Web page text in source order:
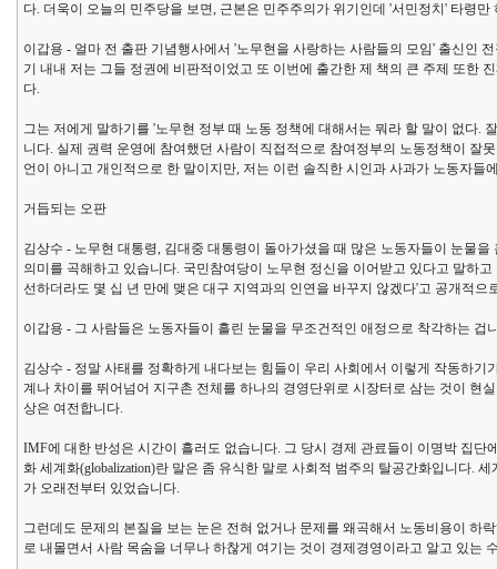
다. 더욱이 오늘의 민주당을 보면, 근본은 민주주의가 위기인데 '서민정치' 타령만
이갑용 - 얼마 전 출판 기념행사에서 '노무현을 사랑하는 사람들의 모임' 출신인
기 내내 저는 그들 정권에 비판적이었고 또 이번에 출간한 제 책의 큰 주제 또한
다.
그는 저에게 말하기를 '노무현 정부 때 노동 정책에 대해서는 뭐라 할 말이 없다.
니다. 실제 권력 운영에 참여했던 사람이 직접적으로 참여정부의 노동정책이 잘
언이 아니고 개인적으로 한 말이지만, 저는 이런 솔직한 시인과 사과가 노동자
거듭되는 오판
김상수 - 노무현 대통령, 김대중 대통령이 돌아가셨을 때 많은 노동자들이 눈물
의미를 곡해하고 있습니다. 국민참여당이 노무현 정신을 이어받고 있다고 말하
선하더라도 몇 십 년 만에 맺은 대구 지역과의 인연을 바꾸지 않겠다'고 공개적
이갑용 - 그 사람들은 노동자들이 흘린 눈물을 무조건적인 애정으로 착각하는 겁
김상수 - 정말 사태를 정확하게 내다보는 힘들이 우리 사회에서 이렇게 작동하
계나 차이를 뛰어넘어 지구촌 전체를 하나의 경영단위로 시장터로 삼는 것이 현
상은 여전합니다.
IMF에 대한 반성은 시간이 흘러도 없습니다. 그 당시 경제 관료들이 이명박 집
화 세계화(globalization)란 말은 좀 유식한 말로 사회적 범주의 탈공간화입니다.
가 오래전부터 있었습니다.
그런데도 문제의 본질을 보는 눈은 전혀 없거나 문제를 왜곡해서 노동비용이
로 내몰면서 사람 목숨을 너무나 하찮게 여기는 것이 경제경영이라고 알고 있는